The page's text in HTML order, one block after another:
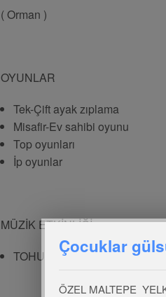
( Orman ) (
OYUNLAR
Tek-Çift ayak zıplama
Misafir-Ev sahibi oyunu
Top oyunları
İp oyunlar
MÜZİK ETKİNLİĞİ
TOHUMLAR FİDANA
Çocuklar
ÖZEL MALTEPE